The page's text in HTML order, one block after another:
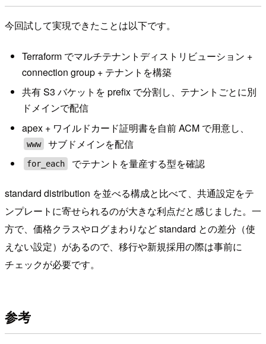
今回試して実現できたことは以下です。
Terraform でマルチテナントディストリビューション +
connection group + テナントを構築
共有 S3 バケットを prefix で分割し、テナントごとに別
ドメインで配信
apex + ワイルドカード証明書を自前 ACM で用意し、
www サブドメインを配信
for_each でテナントを量産する型を確認
standard distribution を並べる構成と比べて、共通設定をテ
ンプレートに寄せられるのが大きな利点だと感じました。一
方で、価格クラスやログまわりなど standard との差分（使
えない設定）があるので、移行や新規採用の際は事前に
チェックが必要です。
参考